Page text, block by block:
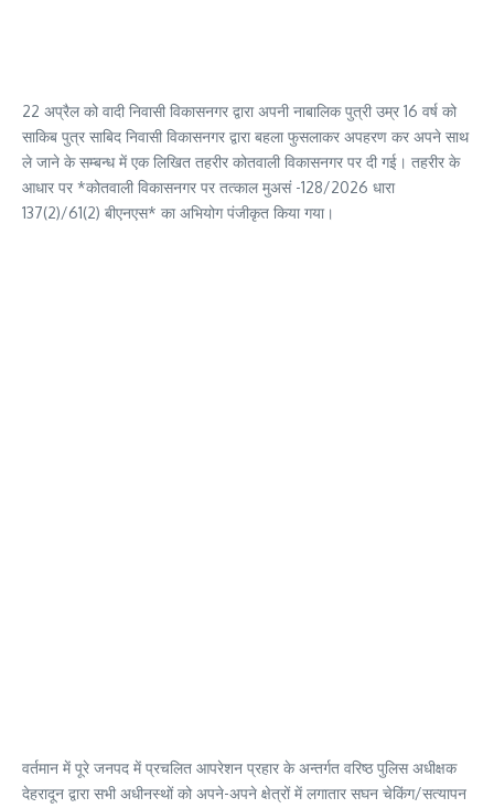
22 अप्रैल को वादी निवासी विकासनगर द्वारा अपनी नाबालिक पुत्री उम्र 16 वर्ष को
साकिब पुत्र साबिद निवासी विकासनगर द्वारा बहला फुसलाकर अपहरण कर अपने साथ
ले जाने के सम्बन्ध में एक लिखित तहरीर कोतवाली विकासनगर पर दी गई। तहरीर के
आधार पर *कोतवाली विकासनगर पर तत्काल मुअसं -128/2026 धारा
137(2)/61(2) बीएनएस* का अभियोग पंजीकृत किया गया।
वर्तमान में पूरे जनपद में प्रचलित आपरेशन प्रहार के अन्तर्गत वरिष्ठ पुलिस अधीक्षक
देहरादून द्वारा सभी अधीनस्थों को अपने-अपने क्षेत्रों में लगातार सघन चेकिंग/सत्यापन